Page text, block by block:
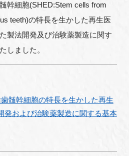
幹細胞(SHED:Stem cells from
teeth)の特長を生かした再生医
製法開発及び治験薬製造に関す
しました。
髄幹細胞の特長を生かした再生
発および治験薬製造に関する基本